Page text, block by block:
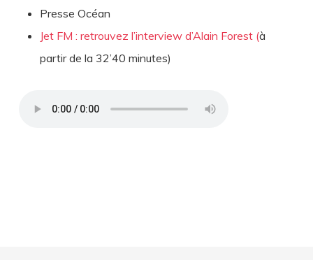
Presse Océan
Jet FM : retrouvez l’interview d’Alain Forest (à
partir de la 32’40 minutes)